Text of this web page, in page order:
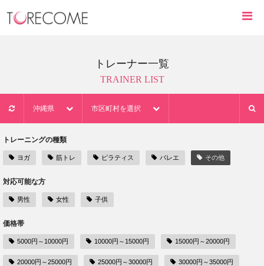
トレーナー一覧
TRAINER LIST
沖縄県 市区町村を選択
トレーニングの種類
ヨガ 筋トレ ピラティス バレエ その他
対応可能な方
男性 女性 子供
価格帯
5000円～10000円 10000円～15000円 15000円～20000円
20000円～25000円 25000円～30000円 30000円～35000円